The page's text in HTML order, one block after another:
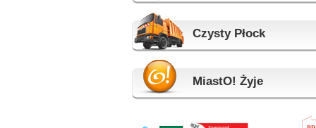
Czysty Płock
MiastO! Żyje